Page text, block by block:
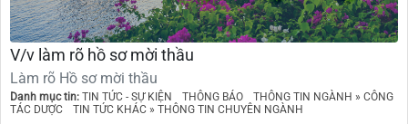
V/v làm rõ hồ sơ mời thầu
Làm rõ Hồ sơ mời thầu
Danh mục tin: TIN TỨC - SỰ KIỆN THÔNG BÁO
THÔNG TIN NGÀNH » CÔNG
TÁC DƯỢC
TIN TỨC KHÁC » THÔNG TIN CHUYÊN NGÀNH